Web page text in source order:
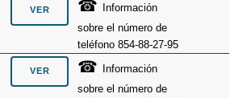
☎
Información
sobre el número de
teléfono 854-88-27-95
☎
Información
sobre el número de